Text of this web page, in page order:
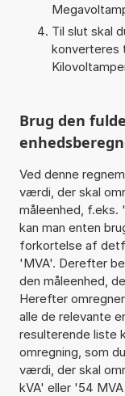
Til slut skal
Brug den
Ved denne
værdi, der skal
måleenhed, f.eks.
kan man enten
forkortelse af
'MVA'. Derefter
den måleenhed,
Herefter
alle de relevante
resulterende liste
omregning, som
værdi, der skal
kVA' eller '54